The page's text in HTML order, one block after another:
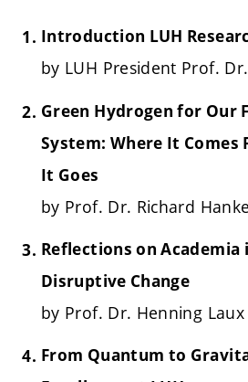
Introduction LUH
by LUH President Prof.
Green Hydrogen for Our
System: Where It Comes
It Goes
by Prof. Dr. Richard
Reflections on Academia
Disruptive Change
by Prof. Dr. Henning Laux
From Quantum to